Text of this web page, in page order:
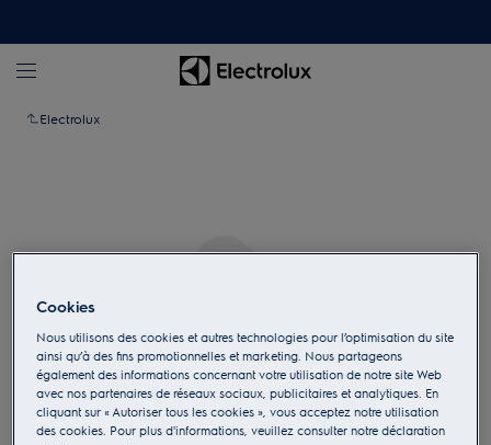
Electrolux
Appuyez pour zoomer
Cookies
Nous utilisons des cookies et autres technologies pour l’optimisation du site
ainsi qu’à des fins promotionnelles et marketing. Nous partageons
également des informations concernant votre utilisation de notre site Web
avec nos partenaires de réseaux sociaux, publicitaires et analytiques. En
cliquant sur « Autoriser tous les cookies », vous acceptez notre utilisation
des cookies. Pour plus d'informations, veuillez consulter notre déclaration